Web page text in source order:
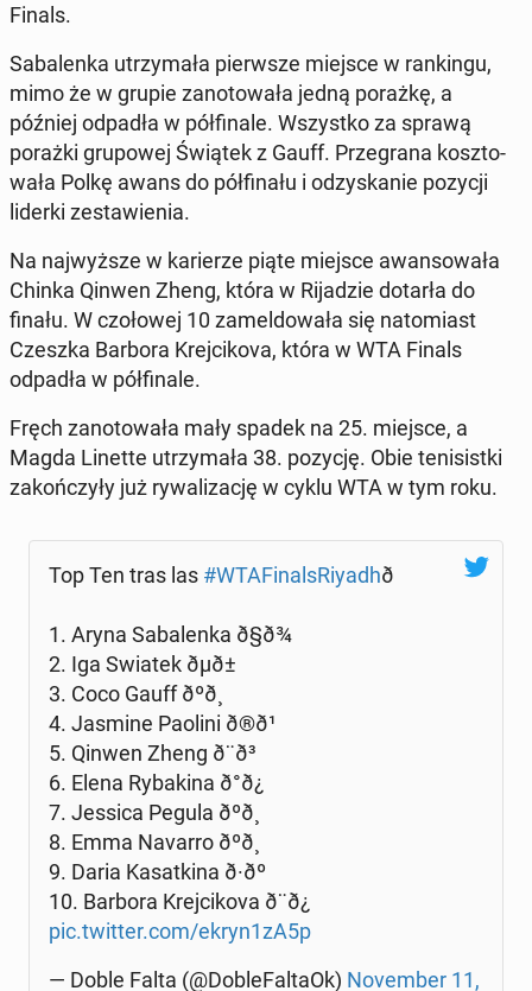
Finals.
Sa­ba­len­ka utrzy­ma­ła pierw­sze miejsce w ran­kin­gu,
mimo że w grupie za­no­to­wa­ła jedną porażkę, a
później odpadła w pół­fi­na­le. Wszyst­ko za sprawą
porażki gru­po­wej Świątek z Gauff. Prze­gra­na kosz­to­
wa­ła Polkę awans do pół­fi­na­łu i od­zy­ska­nie pozycji
liderki ze­sta­wie­nia.
Na naj­wyż­sze w ka­rie­rze piąte miejsce awan­so­wa­ła
Chinka Qinwen Zheng, która w Ri­ja­dzie dotarła do
finału. W czo­ło­wej 10 za­mel­do­wa­ła się na­to­miast
Czeszka Barbora Krej­ci­ko­va, która w WTA Finals
odpadła w pół­fi­na­le.
Fręch za­no­to­wa­ła mały spadek na 25. miejsce, a
Magda Linette utrzy­ma­ła 38. pozycję. Obie te­ni­sist­ki
za­koń­czy­ły już ry­wa­li­za­cję w cyklu WTA w tym roku.
Top Ten tras las #WTA­Fi­nal­sRiy­adhð
1. Aryna Sa­ba­len­ka ð§ð¾
2. Iga Swiatek ðµð±
3. Coco Gauff ðºð¸
4. Jasmine Paolini ð®ð¹
5. Qinwen Zheng ð¨ð³
6. Elena Ry­ba­ki­na ð°ð¿
7. Jessica Pegula ðºð¸
8. Emma Navarro ðºð¸
9. Daria Ka­sat­ki­na ð·ðº
10. Barbora Krej­ci­ko­va ð¨ð¿
pic.twitter.com/ekryn1zA5p
— Doble Falta (@Do­ble­Fal­ta­Ok) No­vem­ber 11,